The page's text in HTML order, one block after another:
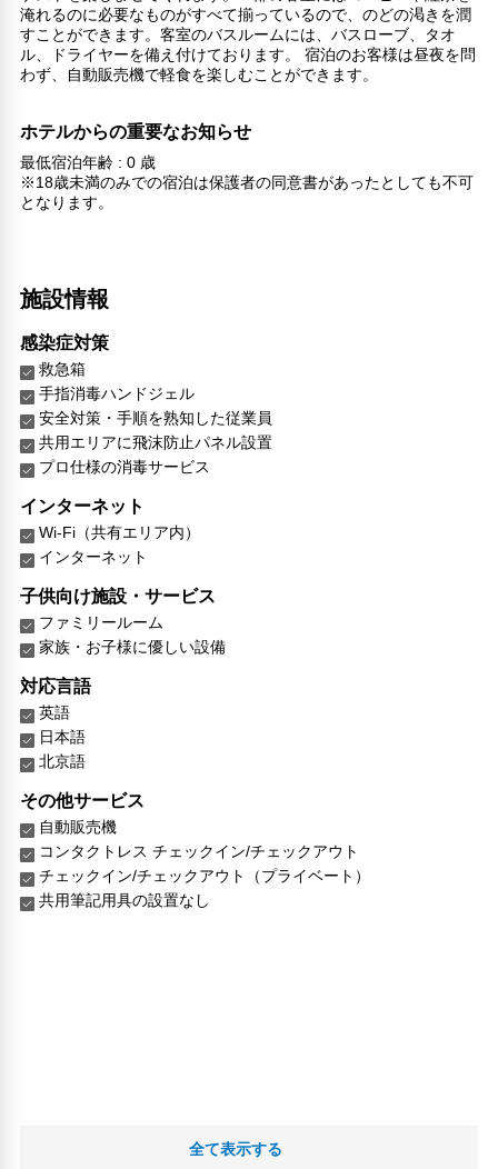
淹れるのに必要なものがすべて揃っているので、のどの渇きを潤
すことができます。客室のバスルームには、バスローブ、タオ
ル、ドライヤーを備え付けております。 宿泊のお客様は昼夜を問
わず、自動販売機で軽食を楽しむことができます。
ホテルからの重要なお知らせ
最低宿泊年齢 : 0 歳
※18歳未満のみでの宿泊は保護者の同意書があったとしても不可
となります。
施設情報
感染症対策
救急箱
手指消毒ハンドジェル
安全対策・手順を熟知した従業員
共用エリアに飛沫防止パネル設置
プロ仕様の消毒サービス
インターネット
Wi-Fi（共有エリア内）
インターネット
子供向け施設・サービス
ファミリールーム
家族・お子様に優しい設備
対応言語
英語
日本語
北京語
その他サービス
自動販売機
コンタクトレス チェックイン/チェックアウト
チェックイン/チェックアウト（プライベート）
共用筆記用具の設置なし
全て表示する